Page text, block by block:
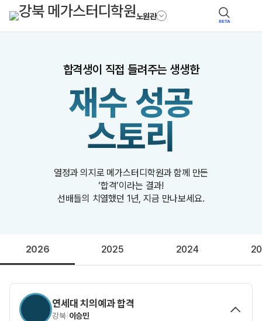
노원관 BETA
합격생이 직접 들려주는 생생한
재수 성공
스토리
열정과 의지로 메가스터디학원과 함께 만든
‘합격’이라는 결과!
선배들의 치열했던 1년, 지금 만나보세요.
2026 2025 2024
연세대 치의예과 합격
강북| 이승민